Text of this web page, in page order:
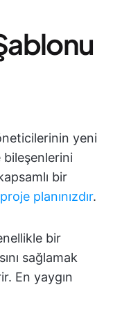
yeni
bileşenlerini
bir
proje planınızdır.
bir
sağlamak
En yaygın